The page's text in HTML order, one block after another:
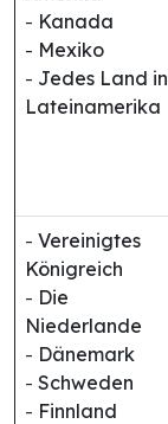
- Kanada
- Mexiko
- Jedes Land in
Lateinamerika
- Vereinigtes
Königreich
- Die
Niederlande
- Dänemark
- Schweden
- Finnland